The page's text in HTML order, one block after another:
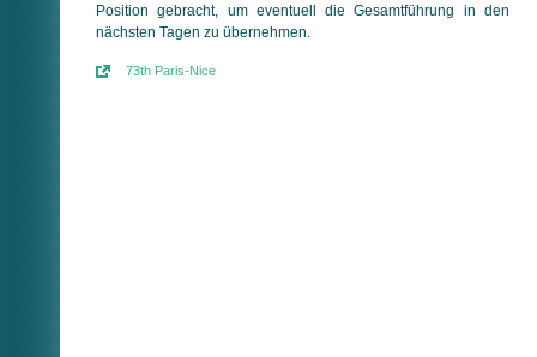
Position gebracht, um eventuell die Gesamtführung in den
nächsten Tagen zu übernehmen.
73th Paris-Nice